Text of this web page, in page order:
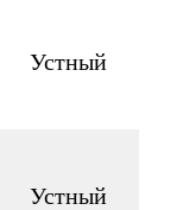
Устный
Устный